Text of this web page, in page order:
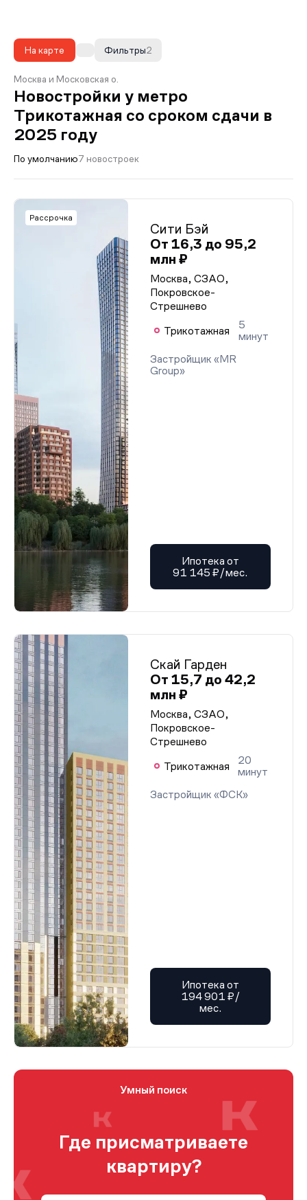
На карте 2
Фильтры
Москва и Московская о.
Новостройки у метро
Трикотажная со сроком сдачи в
2025 году
По умолчанию7 новостроек
Рассрочка
Сити Бэй
От 16,3 до 95,2
млн ₽
Москва, СЗАО,
Покровское-
Стрешнево
Трикотажная
5
минут
Застройщик «MR
Group»
Ипотека от
91 145 ₽/мес.
Скай Гарден
От 15,7 до 42,2
млн ₽
Москва, СЗАО,
Покровское-
Стрешнево
Трикотажная
20
минут
Застройщик «ФСК»
Ипотека от
194 901 ₽/
мес.
Умный поиск
Где присматриваете
квартиру?